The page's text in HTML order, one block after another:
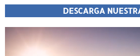
DESCARGA